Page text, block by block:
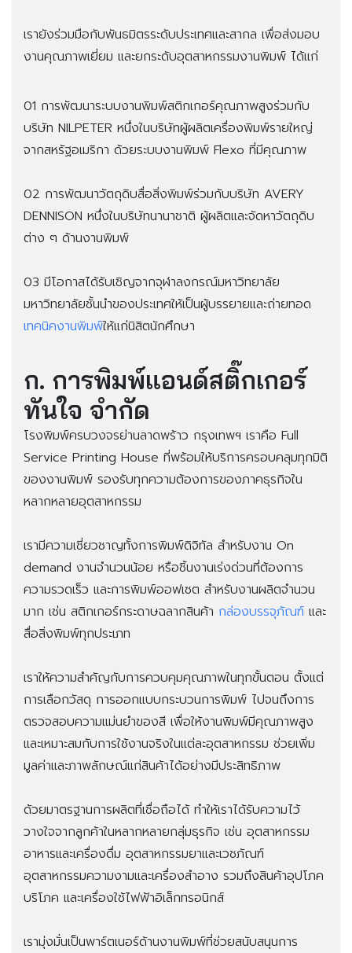
เรายังร่วมมือกับพันธมิตรระดับประเทศและสากล เพื่อส่งมอบ
งานคุณภาพเยี่ยม และยกระดับอุตสาหกรรมงานพิมพ์ ได้แก่
01 การพัฒนาระบบงานพิมพ์สติกเกอร์คุณภาพสูงร่วมกับ
บริษัท NILPETER หนึ่งในบริษัทผู้ผลิตเครื่องพิมพ์รายใหญ่
จากสหรัฐอเมริกา ด้วยระบบงานพิมพ์ Flexo ที่มีคุณภาพ
02 การพัฒนาวัตถุดิบสื่อสิ่งพิมพ์ร่วมกับบริษัท AVERY
DENNISON หนึ่งในบริษัทนานาชาติ ผู้ผลิตและจัดหาวัตถุดิบ
ต่าง ๆ ด้านงานพิมพ์
03 มีโอกาสได้รับเชิญจากจุฬาลงกรณ์มหาวิทยาลัย
มหาวิทยาลัยชั้นนำของประเทศให้เป็นผู้บรรยายและถ่ายทอด
เทคนิคงานพิมพ์ให้แก่นิสิตนักศึกษา
ก. การพิมพ์แอนด์สติ๊กเกอร์
ทันใจ จำกัด
โรงพิมพ์ครบวงจรย่านลาดพร้าว กรุงเทพฯ เราคือ Full
Service Printing House ที่พร้อมให้บริการครอบคลุมทุกมิติ
ของงานพิมพ์ รองรับทุกความต้องการของภาคธุรกิจใน
หลากหลายอุตสาหกรรม
เรามีความเชี่ยวชาญทั้งการพิมพ์ดิจิทัล สำหรับงาน On
demand งานจำนวนน้อย หรือชิ้นงานเร่งด่วนที่ต้องการ
ความรวดเร็ว และการพิมพ์ออฟเซต สำหรับงานผลิตจำนวน
มาก เช่น สติกเกอร์กระดาษฉลากสินค้า กล่องบรรจุภัณฑ์ และ
สื่อสิ่งพิมพ์ทุกประเภท
เราให้ความสำคัญกับการควบคุมคุณภาพในทุกขั้นตอน ตั้งแต่
การเลือกวัสดุ การออกแบบกระบวนการพิมพ์ ไปจนถึงการ
ตรวจสอบความแม่นยำของสี เพื่อให้งานพิมพ์มีคุณภาพสูง
และเหมาะสมกับการใช้งานจริงในแต่ละอุตสาหกรรม ช่วยเพิ่ม
มูลค่าและภาพลักษณ์แก่สินค้าได้อย่างมีประสิทธิภาพ
ด้วยมาตรฐานการผลิตที่เชื่อถือได้ ทำให้เราได้รับความไว้
วางใจจากลูกค้าในหลากหลายกลุ่มธุรกิจ เช่น อุตสาหกรรม
อาหารและเครื่องดื่ม อุตสาหกรรมยาและเวชภัณฑ์
อุตสาหกรรมความงามและเครื่องสำอาง รวมถึงสินค้าอุปโภค
บริโภค และเครื่องใช้ไฟฟ้าอิเล็กทรอนิกส์
เรามุ่งมั่นเป็นพาร์ตเนอร์ด้านงานพิมพ์ที่ช่วยสนับสนุนการ